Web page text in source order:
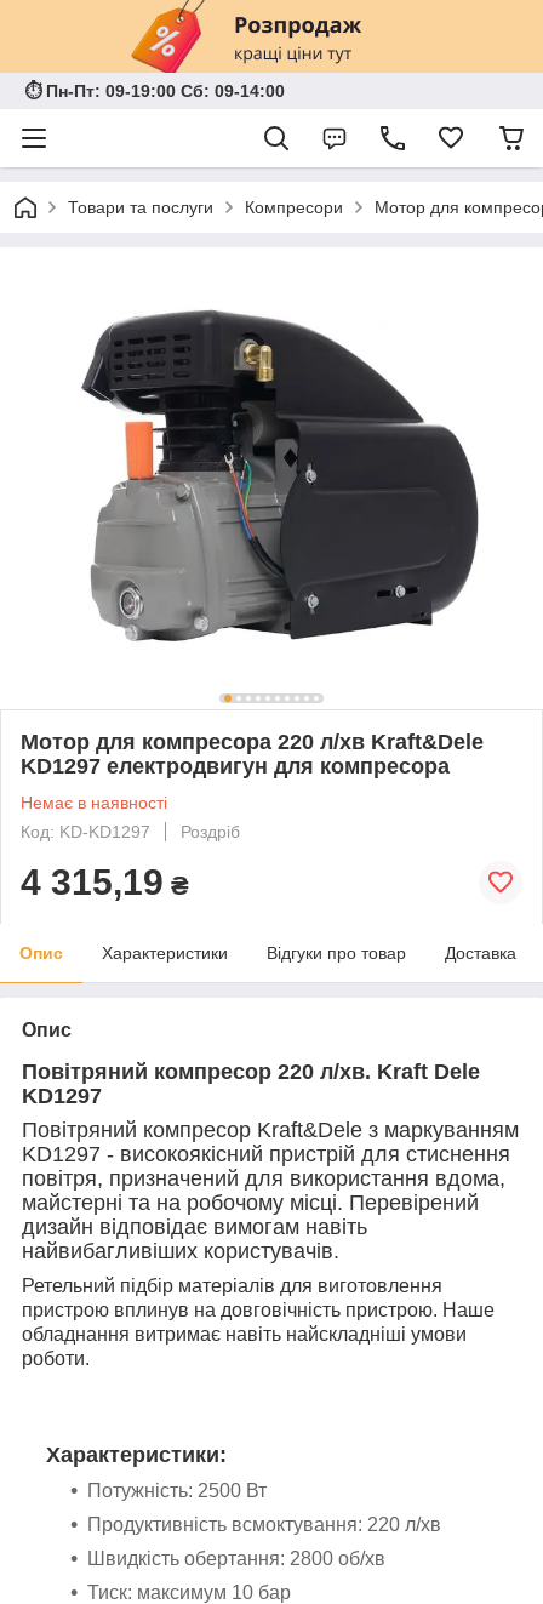
⏱ Пн-Пт: 09-19:00 Сб: 09-14:00
Товари та послуги Компресори Мотор для
Мотор для компресора 220 л/хв Kraft&Dele
KD1297 електродвигун для компресора
Немає в наявності
Код: KD-KD1297
Роздріб
4 315,19 ₴
Опис Характеристики Відгуки про товар Доставка
Опис
Повітряний компресор 220 л/хв. Kraft Dele
KD1297
Повітряний компресор Kraft&Dele з маркуванням
KD1297 - високоякісний пристрій для стиснення
повітря, призначений для використання вдома,
майстерні та на робочому місці. Перевірений
дизайн відповідає вимогам навіть
найвибагливіших користувачів.
Ретельний підбір матеріалів для виготовлення
пристрою вплинув на довговічність пристрою. Наше
обладнання витримає навіть найскладніші умови
роботи.
Характеристики:
Потужність: 2500 Вт
Продуктивність всмоктування: 220 л/хв
Швидкість обертання: 2800 об/хв
Тиск: максимум 10 бар